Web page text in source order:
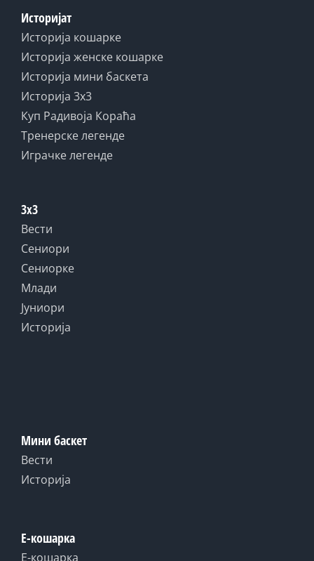
Историјат
Историја кошарке
Историја женске кошарке
Историја мини баскета
Историја 3x3
Куп Радивоја Кораћа
Тренерске легенде
Играчке легенде
3x3
Вести
Сениори
Сениорке
Млади
Јуниори
Историја
Мини баскет
Вести
Историја
Е-кошарка
Е-кошарка